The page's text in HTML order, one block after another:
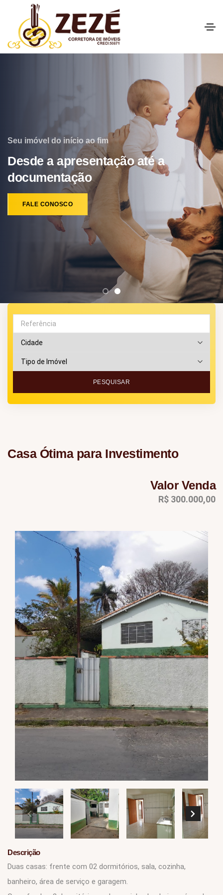
Seu imóvel do início ao fim
Desde a apresentação até a
documentação
FALE CONOSCO
PESQUISAR
Casa Ótima para Investimento
Valor Venda
R$ 300.000,00
Descrição
Duas casas: frente com 02 dormitórios, sala, cozinha,
banheiro, área de serviço e garagem.